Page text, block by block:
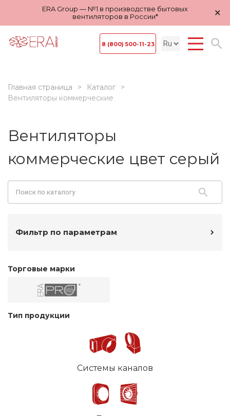
ERA Group — №1 в производстве бытовых
вентиляторов в России*
×
8 (800) 500-11-23
Главная страница
Каталог
Вентиляторы коммерческие
Вентиляторы
коммерческие цвет серый
Фильтр по параметрам
Торговые марки
Тип продукции
Системы каналов